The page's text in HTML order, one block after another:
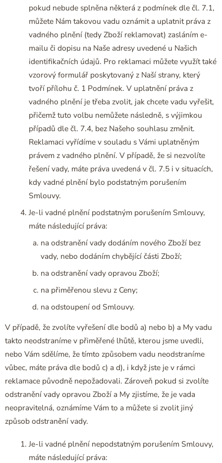
pokud nebude splněna některá z podmínek dle čl. 7.1,
můžete Nám takovou vadu oznámit a uplatnit práva z
vadného plnění (tedy Zboží reklamovat) zasláním e-
mailu či dopisu na Naše adresy uvedené u Našich
identifikačních údajů. Pro reklamaci můžete využít také
vzorový formulář poskytovaný z Naší strany, který
tvoří přílohu č. 1 Podmínek. V uplatnění práva z
vadného plnění je třeba zvolit, jak chcete vadu vyřešit,
přičemž tuto volbu nemůžete následně, s výjimkou
případů dle čl. 7.4, bez Našeho souhlasu změnit.
Reklamaci vyřídíme v souladu s Vámi uplatněným
právem z vadného plnění. V případě, že si nezvolíte
řešení vady, máte práva uvedená v čl. 7.5 i v situacích,
kdy vadné plnění bylo podstatným porušením
Smlouvy.
Je-li vadné plnění podstatným porušením Smlouvy,
máte následující práva:
na odstranění vady dodáním nového Zboží bez
vady, nebo dodáním chybějící části Zboží;
na odstranění vady opravou Zboží;
na přiměřenou slevu z Ceny;
na odstoupení od Smlouvy.
V případě, že zvolíte vyřešení dle bodů a) nebo b) a My vadu
takto neodstraníme v přiměřené lhůtě, kterou jsme uvedli,
nebo Vám sdělíme, že tímto způsobem vadu neodstraníme
vůbec, máte práva dle bodů c) a d), i když jste je v rámci
reklamace původně nepožadovali. Zároveň pokud si zvolíte
odstranění vady opravou Zboží a My zjistíme, že je vada
neopravitelná, oznámíme Vám to a můžete si zvolit jiný
způsob odstranění vady.
Je-li vadné plnění nepodstatným porušením Smlouvy,
máte následující práva: